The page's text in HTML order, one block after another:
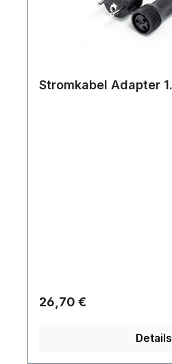
Stromkabel Adapter
Regulärer Preis:
26,70 €
Details